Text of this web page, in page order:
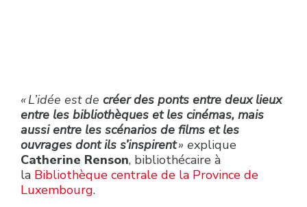
« L’idée est de créer des ponts entre deux lieux
entre les bibliothèques et les cinémas, mais
aussi entre les scénarios de films et les
ouvrages dont ils s’inspirent» explique
Catherine Renson, bibliothécaire à
la Bibliothèque centrale de la Province de
Luxembourg.